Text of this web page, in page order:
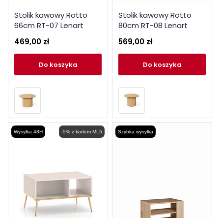
Stolik kawowy Rotto
66cm RT-07 Lenart
469,00 zł
do koszyka
Stolik kawowy Rotto
80cm RT-08 Lenart
569,00 zł
do koszyka
-5% z kodem ML5
Wysyłka 48H Szybka wysyłka